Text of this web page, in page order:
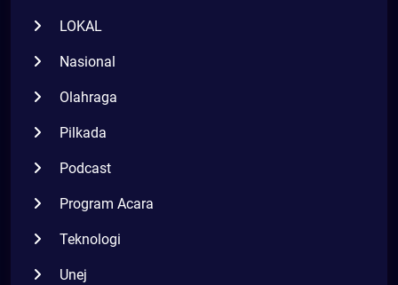
LOKAL
Nasional
Olahraga
Pilkada
Podcast
Program Acara
Teknologi
Unej